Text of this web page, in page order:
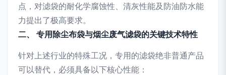
点，对滤袋的耐化学腐蚀性、清灰性能及防油防水能
力提出了极高要求。
二、 专用除尘布袋与烟尘废气滤袋的关键技术特性
针对上述行业的特殊工况，专用的滤袋绝非普通产品
可以替代，必须具备以下核心性能：